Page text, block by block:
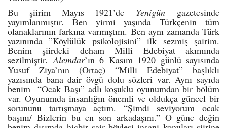
Bu şiirim Mayıs 1921’de Yenigün gazetesinde
yayımlanmıştır. Ben yirmi yaşında Türkçenin tüm
olanaklarının farkına varmıştım. Ben aynı zamanda Türk
yazınında ”Köylülük psikolojisini” ilk sezmiş şairim.
Benim şiirdeki deham Milli Edebiyat akımında
sezilmiştir.Alemdar’ın 6 Kasım 1920 günlü sayısında
Yusuf Ziya’nın (Ortaç) “Milli Edebiyat” başlıklı
yazısında bana dair övgü dolu sözleri var. Aynı sayıda
benim “Ocak Başı” adlı koşuklu oyunumdan bir bölüm
var. Oyunumda insanlığın önemli ve oldukça güncel bir
sorununu tartışmaya açtım. “Şimdi seviyorum ocak
başını/ Bizlerin bu en son arkadaşını.” O güne değin